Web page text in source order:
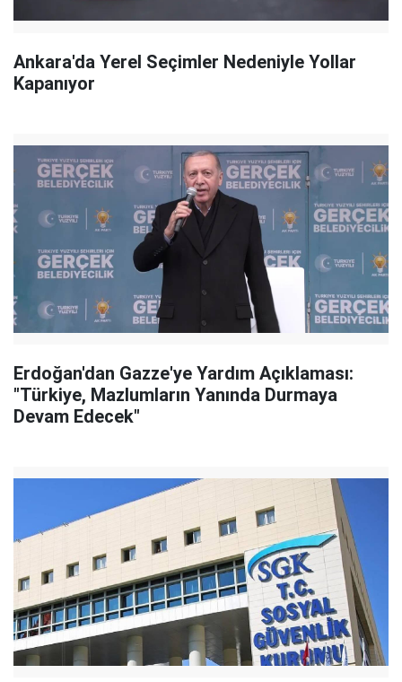
Ankara'da Yerel Seçimler Nedeniyle Yollar
Kapanıyor
Erdoğan'dan Gazze'ye Yardım Açıklaması:
"Türkiye, Mazlumların Yanında Durmaya
Devam Edecek"